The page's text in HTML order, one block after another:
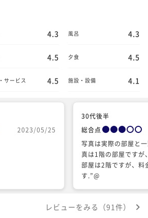
4.3 風呂 4.3
4.5 夕食 4.5
サービス 4.5 施設・設備 4.1
2023/05/25
30代後半
総合点
写真は実際の部屋と
真は1階の部屋ですが
部屋は2階ですが、料
す.”@
レビューをみる（91件）